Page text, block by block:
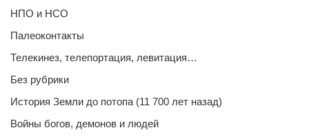
НПО и НСО
Палеоконтакты
Телекинез, телепортация, левитация…
Без рубрики
История Земли до потопа (11 700 лет назад)
Войны богов, демонов и людей